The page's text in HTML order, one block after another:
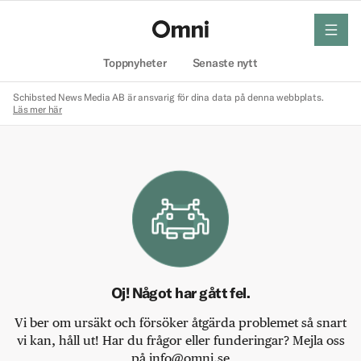
Toppnyheter Senaste nytt
meny
Schibsted News Media AB är ansvarig för dina data på denna webbplats.
Läs mer här
Oj! Något har gått fel.
Vi ber om ursäkt och försöker åtgärda problemet så snart
vi kan, håll ut! Har du frågor eller funderingar? Mejla oss